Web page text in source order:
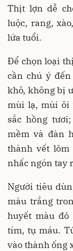
Thịt lợn dễ
luộc, rang,
lứa tuổi.
Để chọn loại
cần chú ý
khô, không bị
mùi lạ, mùi ôi
sắc hồng
mềm và đàn
thành vết
nhấc ngón tay
Người tiêu
màu trắng
huyết màu
tím, tụ máu.
vào thành ống